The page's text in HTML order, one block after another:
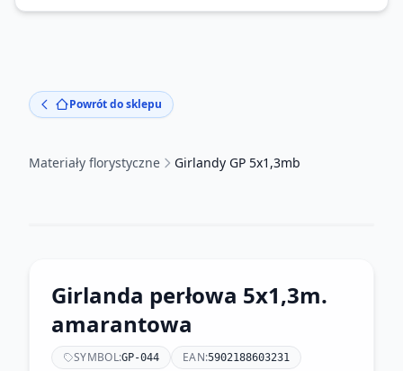
Powrót do sklepu
Materiały florystyczne Girlandy GP 5x1,3mb
Girlanda perłowa 5x1,3m.
amarantowa
SYMBOL:GP-044 EAN:5902188603231